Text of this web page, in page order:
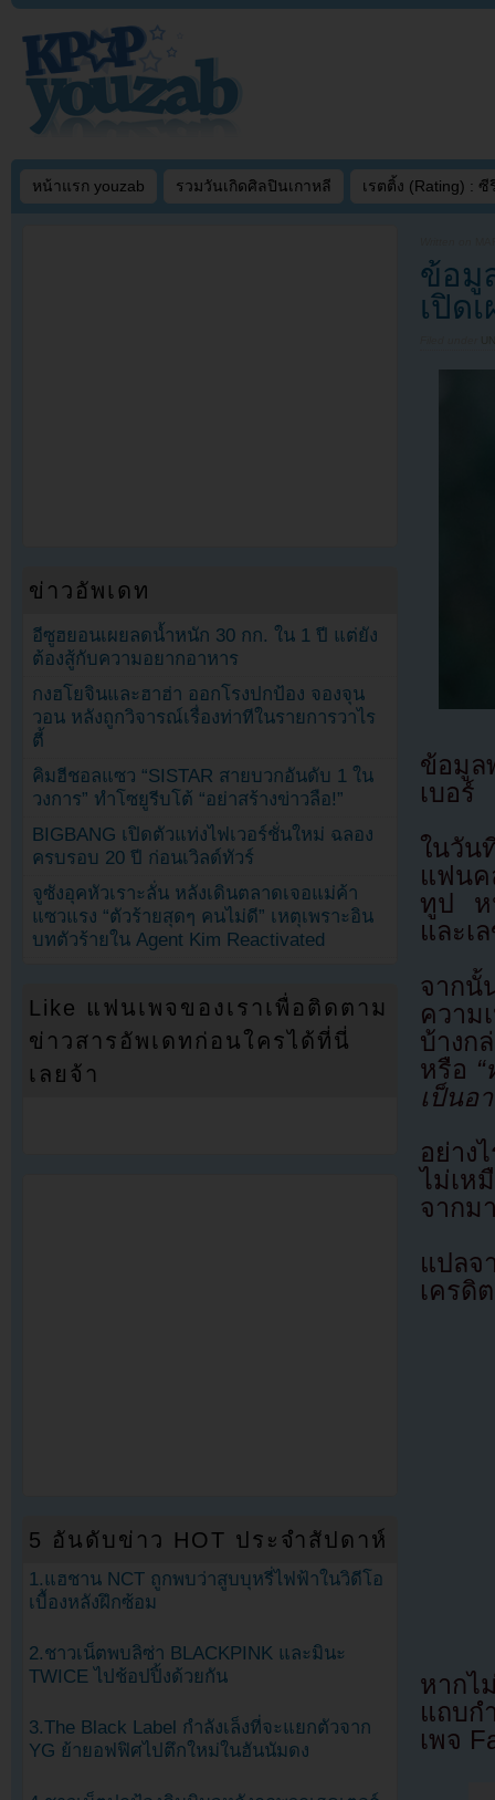
หน้าแรก youzab รวมวันเกิดศิลปินเกาหลี เรตติ้ง (Rating) : ซี
ข้อมู
เปิด
ข้อมูล
เบอร์
ในวัน
แฟนค
ทูป ห
และเ
จากนั้
ควา
บ้างก
หรือ
เป็นอ
อย่าง
ไม่เห
จากม
แปล
เครดิ
หากไ
แถบก
เพจ
ข่าวอัพเดท
อีซูฮยอนเผยลดน้ำหนัก 30 กก. ใน 1 ปี แต่ยัง
ต้องสู้กับความอยากอาหาร
กงฮโยจินและฮาฮ่า ออกโรงปกป้อง จองจุน
วอน หลังถูกวิจารณ์เรื่องท่าทีในรายการวาไร
ตี้
คิมฮีชอลแซว “SISTAR สายบวกอันดับ 1 ใน
วงการ” ทำโซยูรีบโต้ “อย่าสร้างข่าวลือ!”
BIGBANG เปิดตัวแท่งไฟเวอร์ชั่นใหม่ ฉลอง
ครบรอบ 20 ปี ก่อนเวิลด์ทัวร์
จูซังอุคหัวเราะลั่น หลังเดินตลาดเจอแม่ค้า
แซวแรง “ตัวร้ายสุดๆ คนไม่ดี” เหตุเพราะอิน
บทตัวร้ายใน Agent Kim Reactivated
Like แฟนเพจของเราเพื่อติดตาม
ข่าวสารอัพเดทก่อนใครได้ที่นี่
เลยจ้า
5 อันดับข่าว HOT ประจำสัปดาห์
1.แฮชาน NCT ถูกพบว่าสูบบุหรี่ไฟฟ้าในวิดีโอ
เบื้องหลังฝึกซ้อม
2.ชาวเน็ตพบลิซ่า BLACKPINK และมินะ
TWICE ไปช้อปปิ้งด้วยกัน
3.The Black Label กำลังเล็งที่จะแยกตัวจาก
YG ย้ายอฟฟิศไปตึกใหม่ในฮันนัมดง